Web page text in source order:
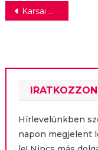
Bejegyzés
Karsai Dániel segítői kapták Az Év Embere-díjat
Hírlevelünkben
napon megjelent